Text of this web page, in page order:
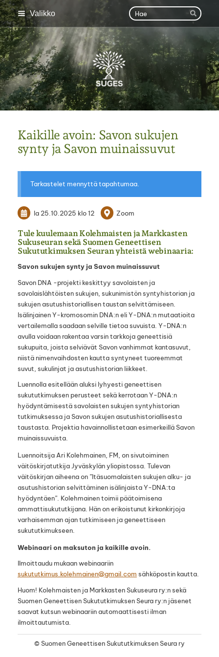
Siirry
sivun
sisältöön
Valikko Haku
Hae
SUGES
Kaikille avoin: Savon sukujen
synty ja Savon muinaissuvut
Tarkastelet mennyttä tapahtumaa.
la 25.10.2025 klo 12 Zoom
Tule kuulemaan Kolehmaisten ja Markkasten
Sukuseuran sekä Suomen Geneettisen
Sukututkimuksen Seuran yhteistä webinaaria:
Savon sukujen synty ja Savon muinaissuvut
Savon DNA -projekti keskittyy savolaisten ja
savolaislähtöisten sukujen, sukunimistön syntyhistorian ja
sukujen asutushistoriallisen taustan selvittämiseen.
Isälinjainen Y-kromosomin DNA:n eli Y-DNA:n mutaatioita
vertailemalla saadaan selville tietoa suvuista. Y-DNA:n
avulla voidaan rakentaa varsin tarkkoja geneettisiä
sukupuita, joista selviävät Savon vanhimmat kantasuvut,
niistä nimenvaihdosten kautta syntyneet tuoreemmat
suvut, sukulinjat ja asutushistorian liikkeet.
Luennolla esitellään aluksi lyhyesti geneettisen
sukututkimuksen perusteet sekä kerrotaan Y-DNA:n
hyödyntämisestä savolaisten sukujen syntyhistorian
tutkimuksessa ja Savon sukujen asutushistoriallisesta
taustasta. Projektia havainnollistetaan esimerkeillä Savon
muinaissuvuista.
Luennoitsija Ari Kolehmainen, FM, on sivutoiminen
väitöskirjatutkija Jyväskylän yliopistossa. Tulevan
väitöskirjan aiheena on ”Itäsuomalaisten sukujen alku- ja
asutushistorian selvittäminen isälinjaista Y-DNA:ta
hyödyntäen”. Kolehmainen toimii päätoimisena
ammattisukututkijana. Hän on erikoistunut kirkonkirjoja
varhaisemman ajan tutkimiseen ja geneettiseen
sukututkimukseen.
Webinaari on maksuton ja kaikille avoin.
Ilmoittaudu mukaan webinaariin
sukututkimus.kolehmainen@gmail.com sähköpostin kautta.
Huom! Kolehmaisten ja Markkasten Sukuseura ry:n sekä
Suomen Geneettisen Sukututkimuksen Seura ry:n jäsenet
saavat kutsun webinaariin automaattisesti ilman
ilmoittautumista.
© Suomen Geneettisen Sukututkimuksen Seura ry